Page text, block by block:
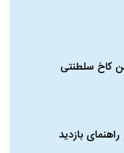
کاخ سلطنتی
بازدید